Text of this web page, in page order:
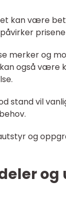
kan være
merker og
også være
stand vil
og